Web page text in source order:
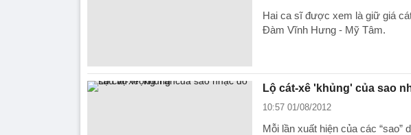
Hai ca sĩ được xem là giữ giá
Đàm Vĩnh Hưng - Mỹ Tâm.
Lộ cát-xê 'khủng' của sao
10:57 01/08/2012
Mỗi lần xuất hiện của các “sao”